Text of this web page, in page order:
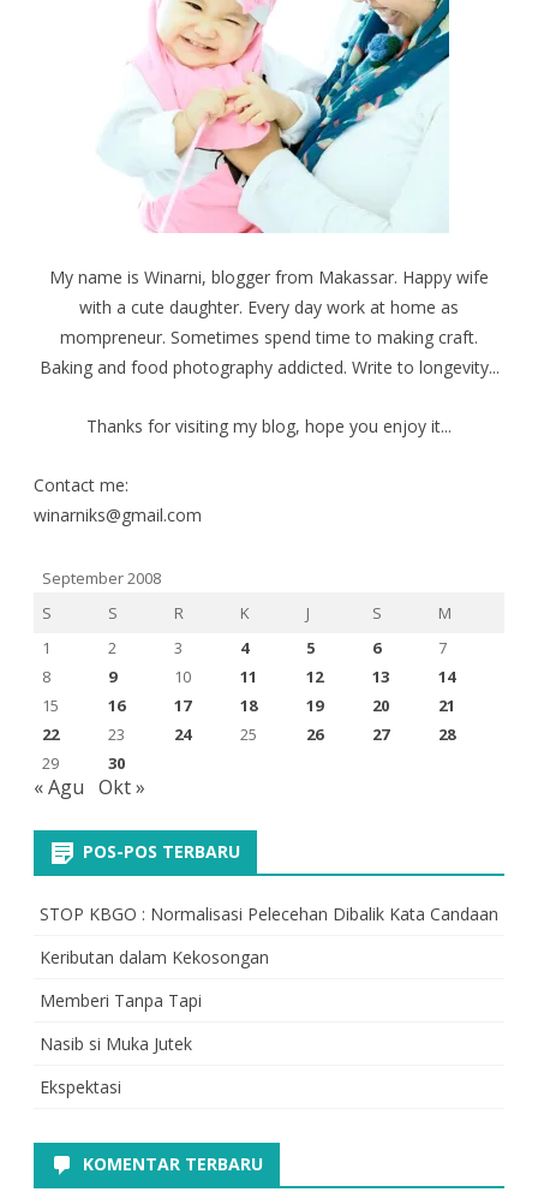
My name is Winarni, blogger from Makassar. Happy wife
with a cute daughter. Every day work at home as
mompreneur. Sometimes spend time to making craft.
Baking and food photography addicted. Write to longevity...
Thanks for visiting my blog, hope you enjoy it...
Contact me:
winarniks@gmail.com
September 2008
S
S R K J S
M
1
2 3 4 5 6
7
8
9 10 11 12 13
14
15
16 17 18 19 20
21
22
23 24 25 26 27
28
29
30
« Agu Okt »
POS-POS TERBARU
STOP KBGO : Normalisasi Pelecehan Dibalik Kata Candaan
Keributan dalam Kekosongan
Memberi Tanpa Tapi
Nasib si Muka Jutek
Ekspektasi
KOMENTAR TERBARU